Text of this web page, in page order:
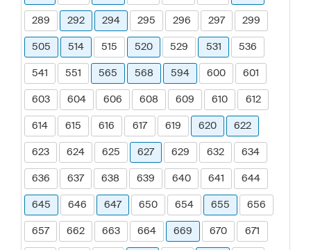
289 292 294 295 296 297 299
505 514 515 520 529 531 536
541 551 565 568 594 600 601
603 604 606 608 609 610 612
614 615 616 617 619 620 622
623 624 625 627 629 632 634
636 637 638 639 640 641 644
645 646 647 650 654 655 656
657 662 663 664 669 670 671